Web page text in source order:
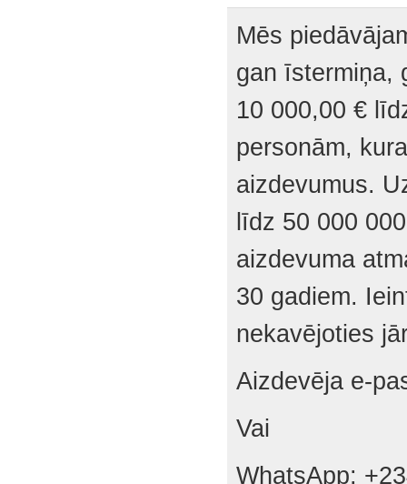
Mēs
gan īstermiņa,
10 000,00 €
personām,
aizdevumus.
līdz 50 000
aizdevuma
30 gadiem.
nekavējoties
Aizdevēja e-
Vai
WhatsApp: